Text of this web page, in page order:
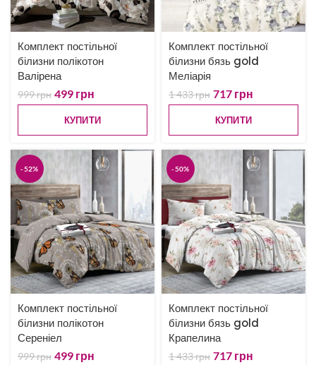
Комплект постільної
білизни полікотон
Валірена
999грн 499 грн
КУПИТИ
Комплект постільної
білизни бязь gold
Меліарія
1 433грн 717 грн
КУПИТИ
-52%
Комплект постільної
білизни полікотон
Сереніел
999грн 499 грн
-50%
Комплект постільної
білизни бязь gold
Крапелина
1 433грн 717 грн